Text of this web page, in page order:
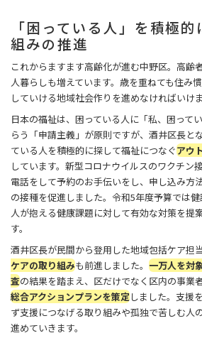
「困っている人」を積極
組みの推進
これからますます高齢化が進む中野区。高齢
人暮らしも増えています。歳を重ねても住み
していける地域社会作りを進めなければいけま
日本の福祉は、困っている人に「私、困って
らう「申請主義」が原則ですが、酒井区長と
ている人を積極的に探して福祉につなぐアウ
しています。新型コロナウイルスのワクチン
電話をして予約のお手伝いをし、申し込み方
の接種を促進しました。令和5年度予算では
人が抱える健康課題に対して有効な対策を提
す。
酒井区長が民間から登用した地域包括ケア担
ケアの取り組みも前進しました。 一万人を対
査の結果を踏まえ、区だけでなく区内の事業
総合アクションプランを策定しました。支援
ず支援につなげる取り組みや孤独で苦しむ人
進めていきます。